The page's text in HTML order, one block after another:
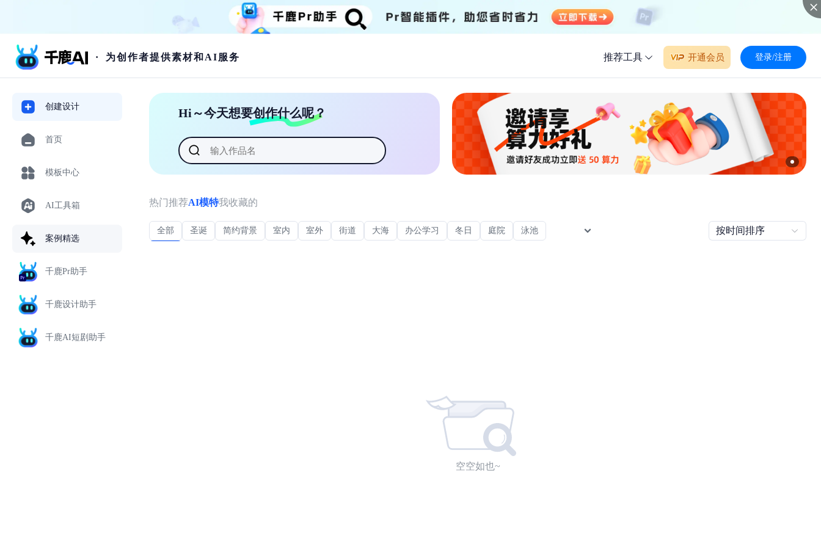
· 为创作者提供素材和AI服务 推荐工具 开通会员 登录/注册
创建设计
首页
模板中心
AI工具箱
案例精选
千鹿Pr助手
千鹿设计助手
千鹿AI短剧助手
Hi～今天想要创作什么呢？
热门推荐AI模特我收藏的
全部 圣诞 简约背景 室内 室外 街道 大海 办公学习 冬日 庭院 泳池 按时间排序
空空如也~